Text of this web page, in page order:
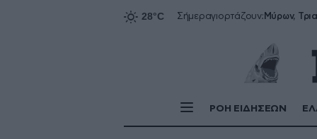
Σήμεραγιορτάζουν:
ΡΟΗ ΕΙΔΗΣΕΩΝ